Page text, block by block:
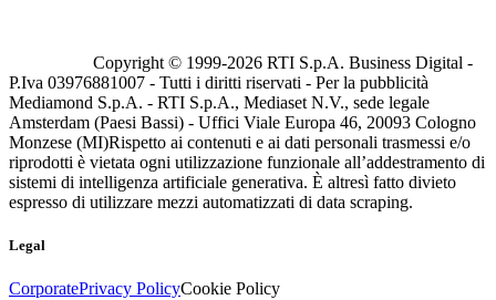
Copyright © 1999-2026 RTI S.p.A. Business Digital -
P.Iva 03976881007 - Tutti i diritti riservati - Per la pubblicità
Mediamond S.p.A. - RTI S.p.A., Mediaset N.V., sede legale
Amsterdam (Paesi Bassi) - Uffici Viale Europa 46, 20093 Cologno
Monzese (MI)Rispetto ai contenuti e ai dati personali trasmessi e/o
riprodotti è vietata ogni utilizzazione funzionale all’addestramento di
sistemi di intelligenza artificiale generativa. È altresì fatto divieto
espresso di utilizzare mezzi automatizzati di data scraping.
Legal
CorporatePrivacy PolicyCookie Policy